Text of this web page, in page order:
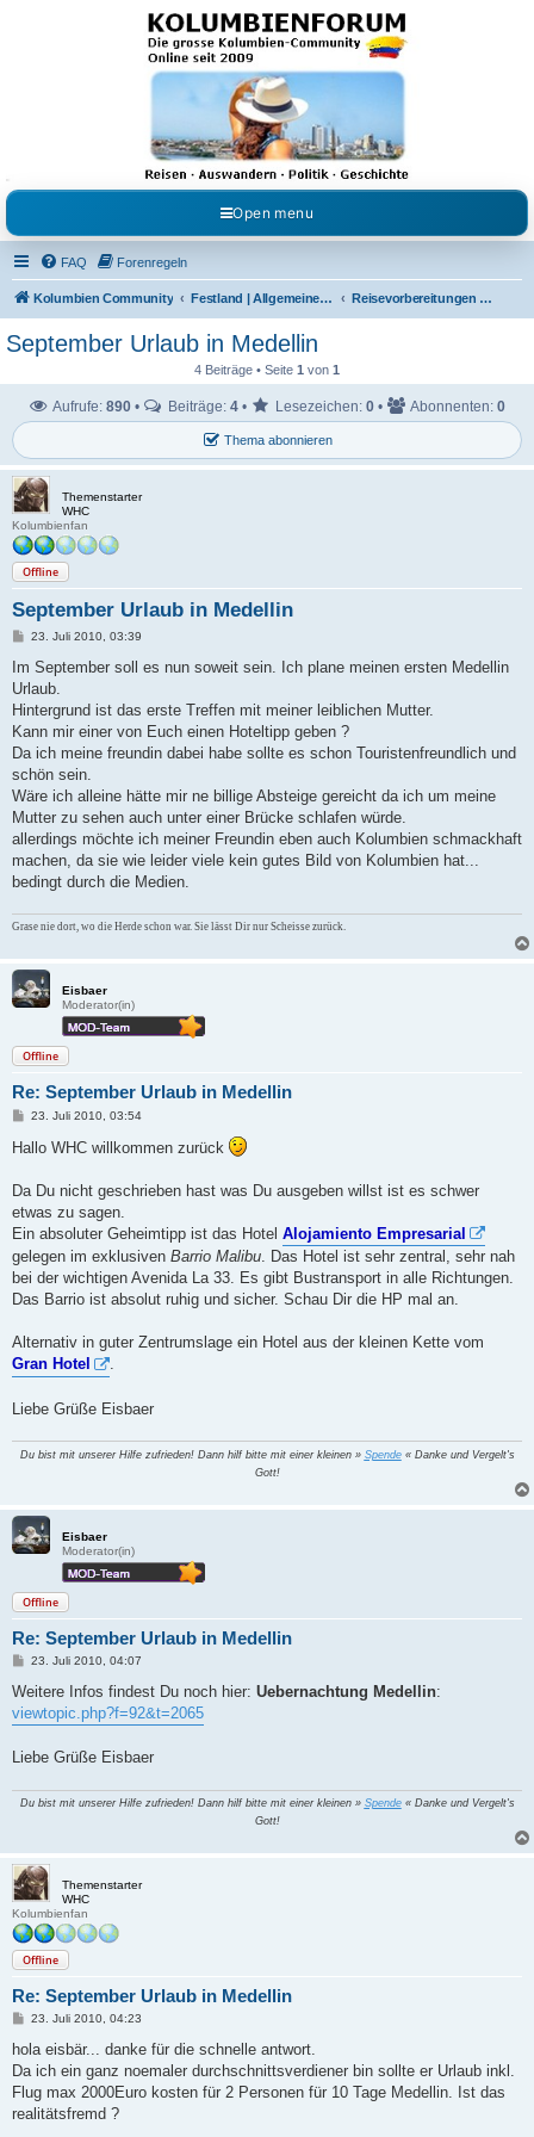
Kolumbienforum - Das
grosse Forum der
Freunde Kolumbiens
Reisen, Auswandern, Kultur, Politik, Geschichte und Visum in Kolumbien und Venezuela.
Austausch, Erfahrungen und Gemeinschaft im Kolumbienforum
Open menu
FAQ Forenregeln
Kolumbien Community Festland | Allgemeine Fragen Reisevorbereitungen & Reiseerfahrungen
September Urlaub in Medellin
4 Beiträge • Seite 1 von 1
Thema abonnieren
Aufrufe: 890 • Beiträge: 4 • Lesezeichen: 0 • Abonnenten: 0
Themenstarter
WHC
Kolumbienfan
Offline
September Urlaub in Medellin
B
i
r
a
23. Juli 2010, 03:39
Im September soll es nun soweit sein. Ich plane meinen ersten Medellin
Urlaub.
Hintergrund ist das erste Treffen mit meiner leiblichen Mutter.
Kann mir einer von Euch einen Hoteltipp geben ?
Da ich meine freundin dabei habe sollte es schon Touristenfreundlich und
schön sein.
Wäre ich alleine hätte mir ne billige Absteige gereicht da ich um meine
Mutter zu sehen auch unter einer Brücke schlafen würde.
allerdings möchte ich meiner Freundin eben auch Kolumbien schmackhaft
machen, da sie wie leider viele kein gutes Bild von Kolumbien hat...
bedingt durch die Medien.
Grase nie dort, wo die Herde schon war. Sie lässt Dir nur Scheisse zurück.
Eisbaer
Moderator(in)
Offline
Re: September Urlaub in Medellin
B
i
t
a
g
23. Juli 2010, 03:54
Hallo WHC willkommen zurück
Da Du nicht geschrieben hast was Du ausgeben willst ist es schwer
etwas zu sagen.
Ein absoluter Geheimtipp ist das Hotel Alojamiento Empresarial
gelegen im exklusiven Barrio Malibu. Das Hotel ist sehr zentral, sehr nah
bei der wichtigen Avenida La 33. Es gibt Bustransport in alle Richtungen.
Das Barrio ist absolut ruhig und sicher. Schau Dir die HP mal an.
Alternativ in guter Zentrumslage ein Hotel aus der kleinen Kette vom
Gran Hotel
.
Liebe Grüße Eisbaer
Du bist mit unserer Hilfe zufrieden! Dann hilf bitte mit einer kleinen » Spende« Danke und Vergelt's
Gott!
Eisbaer
Moderator(in)
Offline
Re: September Urlaub in Medellin
B
i
r
23. Juli 2010, 04:07
Weitere Infos findest Du noch hier: Uebernachtung Medellin:
viewtopic.php?f=92&t=2065
Liebe Grüße Eisbaer
Du bist mit unserer Hilfe zufrieden! Dann hilf bitte mit einer kleinen » Spende« Danke und Vergelt's
Gott!
Themenstarter
WHC
Kolumbienfan
Offline
Re: September Urlaub in Medellin
B
i
r
a
23. Juli 2010, 04:23
hola eisbär... danke für die schnelle antwort.
Da ich ein ganz noemaler durchschnittsverdiener bin sollte er Urlaub inkl.
Flug max 2000Euro kosten für 2 Personen für 10 Tage Medellin. Ist das
realitätsfremd ?